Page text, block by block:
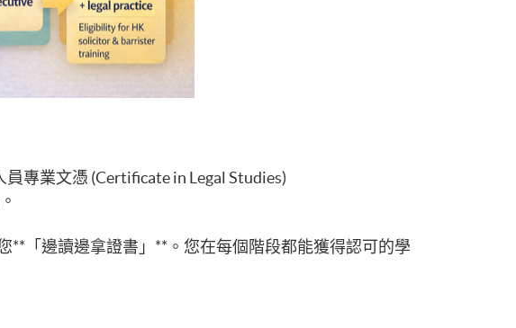
專業文憑 (Certificate in Legal Studies)
「邊讀邊拿證書」**。您在每個階段都能獲得認可的學